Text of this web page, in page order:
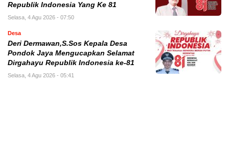
Republik Indonesia Yang Ke 81
Selasa, 4 Agu 2026 - 07:50
Desa
Deri Dermawan,S.Sos Kepala Desa
Pondok Jaya Mengucapkan Selamat
Dirgahayu Republik Indonesia ke-81
Selasa, 4 Agu 2026 - 05:41